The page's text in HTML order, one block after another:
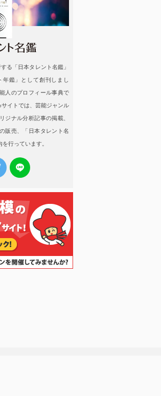
る「日本タレント名鑑」
年鑑」として創刊しまし
人のプロフィール事典で
イトでは、芸能ジャンル
ジナル分析記事の掲載、
販売、「日本タレント名
行っています。